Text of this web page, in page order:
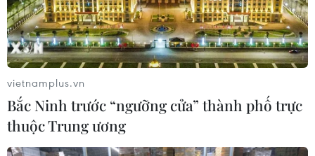
giao dịch chiều 21/3 sau khi Cục Dự trữ Liên bang Mỹ
(Fed) quyết định giữ nguyên lãi suất trong khoảng
5,25%-5,50%.
vietnamplus.vn
Bắc Ninh trước “ngưỡng cửa” thành phố trực
thuộc Trung ương